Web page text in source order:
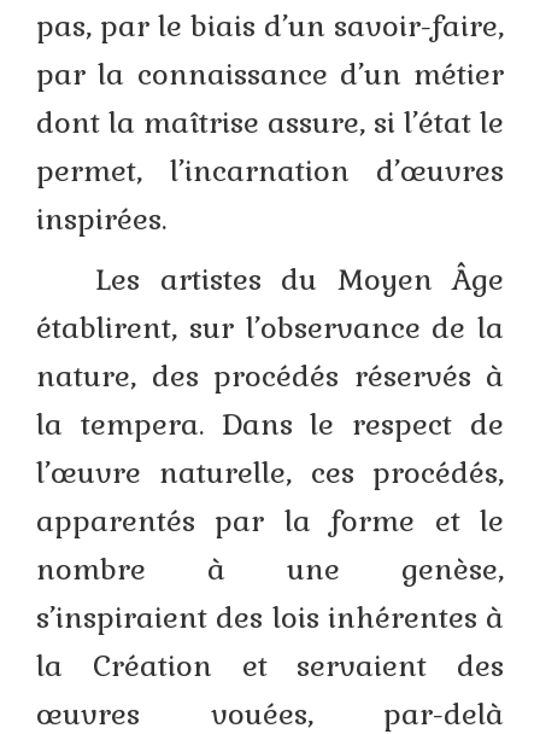
pas, par le biais d’un savoir-faire,
par la connaissance d’un métier
dont la maîtrise assure, si l’état le
permet, l’incarnation d’œuvres
inspirées.
Les artistes du Moyen Âge
établirent, sur l’observance de la
nature, des procédés réservés à
la tempera. Dans le respect de
l’œuvre naturelle, ces procédés,
apparentés par la forme et le
nombre à une genèse,
s’inspiraient des lois inhérentes à
la Création et servaient des
œuvres vouées, par-delà